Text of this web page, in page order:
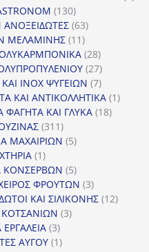
130130
προϊόντα
ΑΝΟΞΕΙΔΩΤΕΣ 6363
ΜΕΛΑΜΙΝΗΣ 1111
προϊόντα
2828
προϊόντα
2727
προϊόντα
INOX ΨΥΓΕΙΩΝ 77
προϊόντα
ΚΑΙ ΑΝΤΙΚΟΛΛΗΤΙΚΑ 11
ΦΑΓΗΤΑ ΚΑΙ ΓΛΥΚΑ 1818
311311
προϊόντα
ΜΑΧΑΙΡΙΩΝ 55
11
προϊόν
ΚΟΝΣΕΡΒΩΝ 55
προϊόντα
ΦΡΟΥΤΩΝ 33
προϊόντα
ΚΑΙ ΣΙΛΙΚΟΝΗΣ 1212
ΚΟΤΣΑΝΙΩΝ 33
33
προϊόντα
ΑΥΓΟΥ 11